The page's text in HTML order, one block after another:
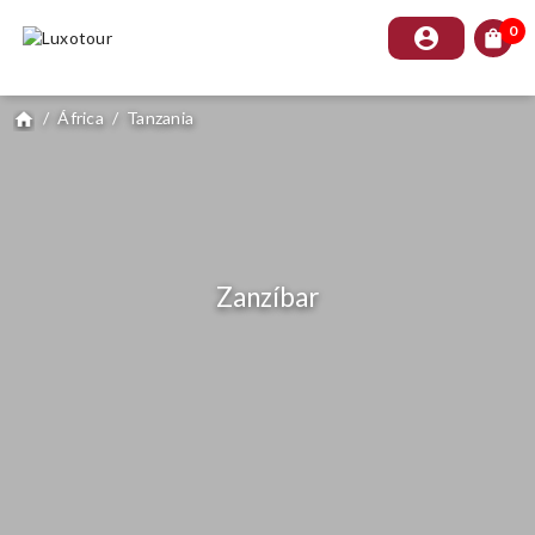
account_circle shopping_bag 0
home / África / Tanzania
Zanzíbar